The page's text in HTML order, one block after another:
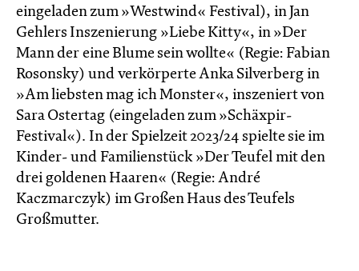
eingeladen zum »Westwind« Festival), in Jan
Gehlers Inszenierung »Liebe Kitty«, in »Der
Mann der eine Blume sein wollte« (Regie: Fabian
Rosonsky) und verkörperte Anka Silverberg in
»Am liebsten mag ich Monster«, inszeniert von
Sara Ostertag (eingeladen zum »Schäxpir-
Festival«). In der Spielzeit 2023/24 spielte sie im
Kinder- und Familienstück »Der Teufel mit den
drei goldenen Haaren« (Regie: André
Kaczmarczyk) im Großen Haus des Teufels
Großmutter.